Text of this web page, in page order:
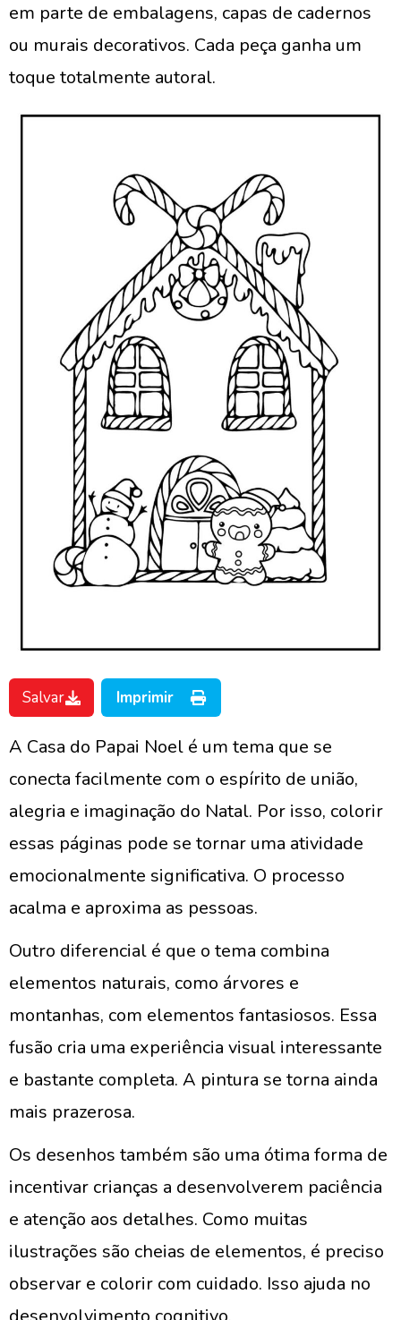
em parte de embalagens, capas de cadernos
ou murais decorativos. Cada peça ganha um
toque totalmente autoral.
Salvar Imprimir
A Casa do Papai Noel é um tema que se
conecta facilmente com o espírito de união,
alegria e imaginação do Natal. Por isso, colorir
essas páginas pode se tornar uma atividade
emocionalmente significativa. O processo
acalma e aproxima as pessoas.
Outro diferencial é que o tema combina
elementos naturais, como árvores e
montanhas, com elementos fantasiosos. Essa
fusão cria uma experiência visual interessante
e bastante completa. A pintura se torna ainda
mais prazerosa.
Os desenhos também são uma ótima forma de
incentivar crianças a desenvolverem paciência
e atenção aos detalhes. Como muitas
ilustrações são cheias de elementos, é preciso
observar e colorir com cuidado. Isso ajuda no